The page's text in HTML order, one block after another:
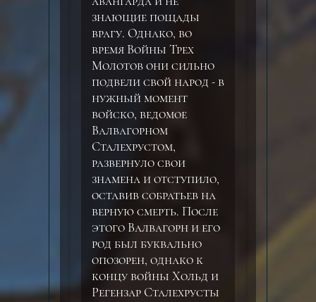
знающие пощады
врагу. Однако, во
время Войны Трех
Молотов они сильно
подвели свой народ - в
нужный момент
войско, ведомое
Валвагорном
Сталехрустом,
развернуло свои
знамена и отступило,
оставив собратьев на
верную смерть. После
этого Валвагорн и его
род был буквально
опозорен, однако к
концу войны Хольд и
Регензар Сталехрусты